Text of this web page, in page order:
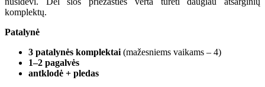
komplektų.
Patalynė
3 patalynės komplektai (mažesniems vaikams – 4)
1–2 pagalvės
antklodė + pledas